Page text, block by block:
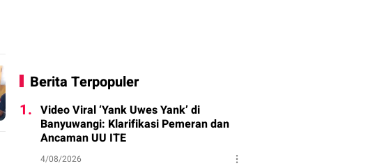
Berita Terpopuler
1. Video Viral ‘Yank Uwes Yank’ di
Banyuwangi: Klarifikasi Pemeran dan
Ancaman UU ITE
4/08/2026